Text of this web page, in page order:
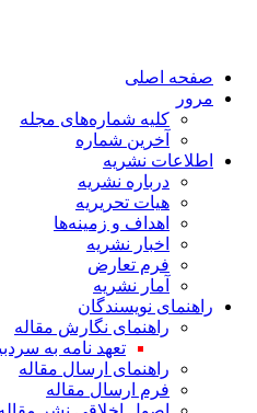
صفحه اصلی
مرور
کلیه شماره‌های مجله
آخرین شماره
اطلاعات نشریه
درباره نشریه
هیات تحریریه
اهداف و زمینه‌ها
اخبار نشریه
فرم تعارض
آمار نشریه
راهنمای نویسندگان
راهنمای نگارش مقاله
تعهد نامه به سردبیر
راهنمای ارسال مقاله
فرم ارسال مقاله